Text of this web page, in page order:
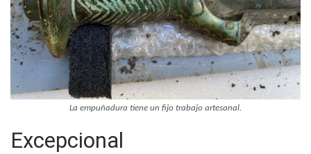
La empuñadura tiene un fijo trabajo artesanal.
Excepcional